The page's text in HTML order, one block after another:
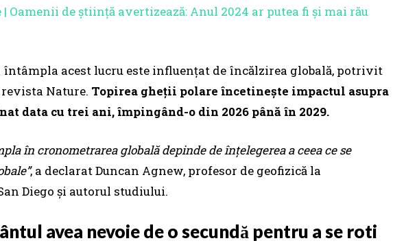
Oamenii de știință avertizează: Anul 2024 ar putea fi și mai rău
acest lucru este influențat de încălzirea globală, potrivit
Nature. Topirea gheții polare încetinește impactul asupra
data cu trei ani, împingând-o din 2026 până în 2029.
în cronometrarea globală depinde de înțelegerea a ceea ce se
, a declarat Duncan Agnew, profesor de geofizică la
Diego și autorul studiului.
avea nevoie de o secundă pentru a se roti